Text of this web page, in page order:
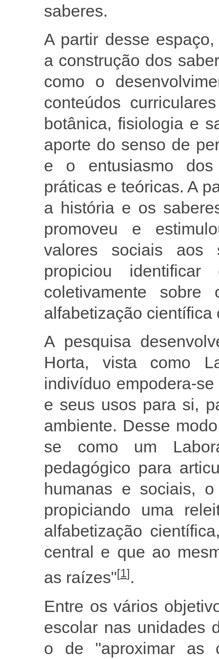
saberes.
A partir desse
a construção dos
como o
conteúdos
botânica, fisiologia e
aporte do senso de
e o entusiasmo dos
práticas e teóricas. A
a história e os
promoveu e
valores sociais aos
propiciou identificar
coletivamente
alfabetização científica
A pesquisa
Horta, vista como
indivíduo empodera-
e seus usos para si,
ambiente. Desse
se como um
pedagógico para
humanas e sociais,
propiciando uma
alfabetização
central e que ao
as raízes"[1].
Entre os vários
escolar nas unidades
o de "aproximar as